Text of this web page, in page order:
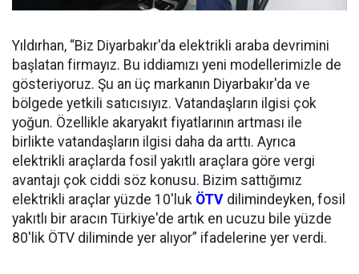
Yıldırhan, “Biz Diyarbakır'da elektrikli araba devrimini
başlatan firmayız. Bu iddiamızı yeni modellerimizle de
gösteriyoruz. Şu an üç markanın Diyarbakır'da ve
bölgede yetkili satıcısıyız. Vatandaşların ilgisi çok
yoğun. Özellikle akaryakıt fiyatlarının artması ile
birlikte vatandaşların ilgisi daha da arttı. Ayrıca
elektrikli araçlarda fosil yakıtlı araçlara göre vergi
avantajı çok ciddi söz konusu. Bizim sattığımız
elektrikli araçlar yüzde 10'luk ÖTV dilimindeyken, fosil
yakıtlı bir aracın Türkiye'de artık en ucuzu bile yüzde
80'lik ÖTV diliminde yer alıyor” ifadelerine yer verdi.